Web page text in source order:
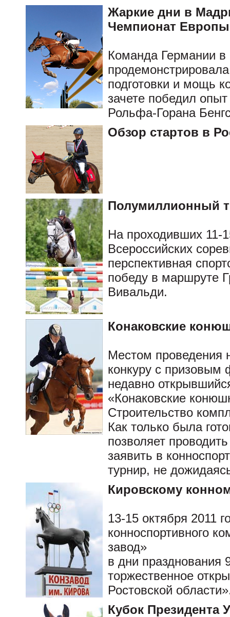
Жаркие дни в
Чемпионат Европы
Команда Германии в
подготовки и мощь
зачете победил
Рольфа-Горана
Обзор стартов в
Полумиллионный
На проходивших 11-
Всероссийских
перспективная
победу в маршруте
Вивальди.
Конаковские
Местом проведения
конкуру с призовым
недавно
«Конаковские
Строительство
Как только была
позволяет
заявить в
турнир, не
Кировскому
13-15 октября 2011
конноспортивного
завод»
в дни празднования
торжественное
Ростовской
Кубок Президента